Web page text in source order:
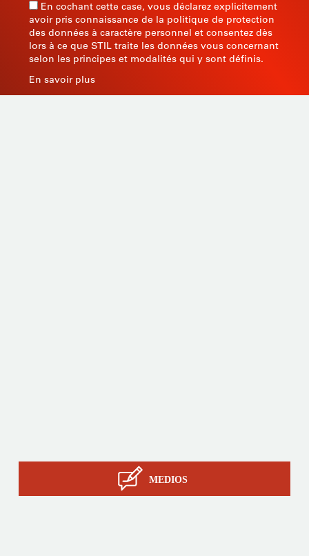
En cochant cette case, vous déclarez explicitement
avoir pris connaissance de la politique de protection
des données à caractère personnel et consentez dès
lors à ce que STIL traite les données vous concernant
selon les principes et modalités qui y sont définis.
En savoir plus
MEDIOS